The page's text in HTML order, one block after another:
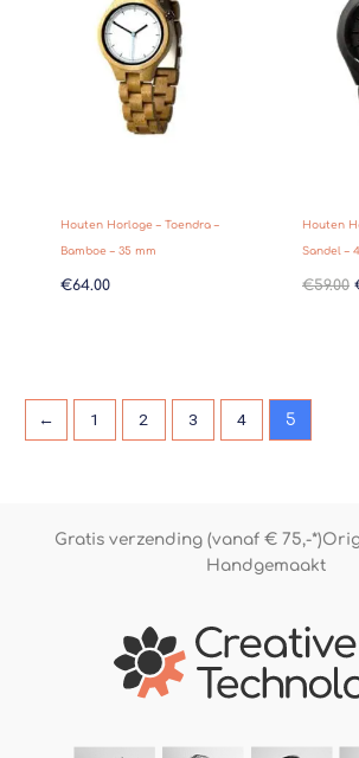
Houten Horloge – Toendra –
Bamboe – 35 mm
€64.00
Houten
Sandel –
€59.00
← 1 2 3 4 5
Gratis verzending (vanaf € 75,-*)
Handgemaakt